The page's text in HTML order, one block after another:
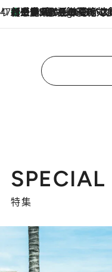
47都道府県の手みやげ ひんやりスイーツで夏を満喫
5 Hours Ago
【三重県】この夏絶対食べたい 冷やしておいしいおやつ3選 お餅×アイスの新感覚スイーツ
SPECIAL
特集